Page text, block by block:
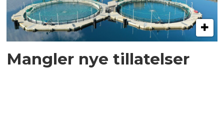
Mangler nye tillatelser